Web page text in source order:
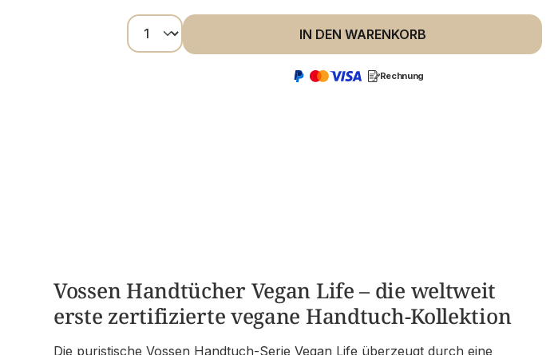
Produkt Anzahl: Gib den gewünschten Wert
IN DEN WARENKORB
Rechnung
Vossen Handtücher Vegan Life – die weltweit
erste zertifizierte vegane Handtuch-Kollektion
Die puristische Vossen Handtuch-Serie Vegan Life überzeugt durch eine